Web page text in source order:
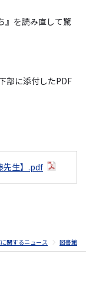
』を読み直して驚
部に添付したPDF
先生】.pdf
関するニュース 図書館